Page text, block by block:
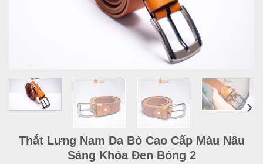
Thắt Lưng Nam Da Bò Cao Cấp Màu Nâu
Sáng Khóa Đen Bóng 2